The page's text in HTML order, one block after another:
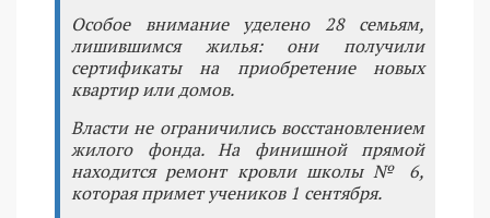
Особое внимание уделено 28 семьям,
лишившимся жилья: они получили
сертификаты на приобретение новых
квартир или домов.
Власти не ограничились восстановлением
жилого фонда. На финишной прямой
находится ремонт кровли школы № 6,
которая примет учеников 1 сентября.